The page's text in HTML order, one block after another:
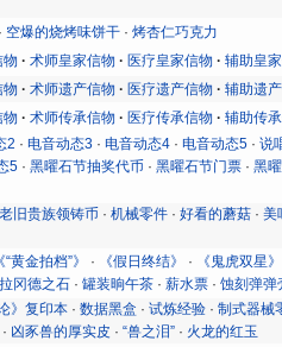
· 空爆的烧烤味饼干 ·烤杏仁巧克力
物 术师皇家信物 医疗皇家信物 辅助皇
物 术师遗产信物 医疗遗产信物 辅助遗
物 术师传承信物 医疗传承信物 辅助传
2 ·电音动态3 ·电音动态4 ·电音动态5 ·说
5 ·黑曜石节抽奖代币 ·黑曜石节门票 ·黑
老旧贵族领铸币 ·机械零件 ·好看的蘑菇 ·美
《“黄金拍档”》 · 《假日终结》 · 《鬼虎双星》
冈德之石 ·罐装晌午茶 ·薪水票 ·蚀刻弹弹
》复印本 ·数据黑盒 ·试炼经验 ·制式器械
· 凶豕兽的厚实皮 ·“兽之泪” · 火龙的红玉